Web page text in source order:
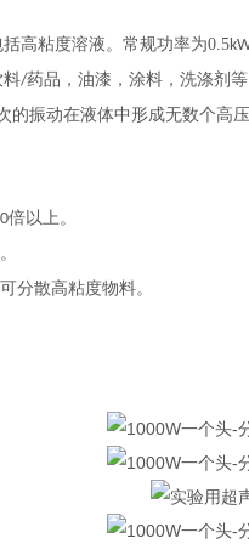
高粘度溶液。常规功率为0.5
料/药品，油漆，涂料，洗涤剂
的振动在液体中形成无数个高
倍以上。
。
分散高粘度物料。